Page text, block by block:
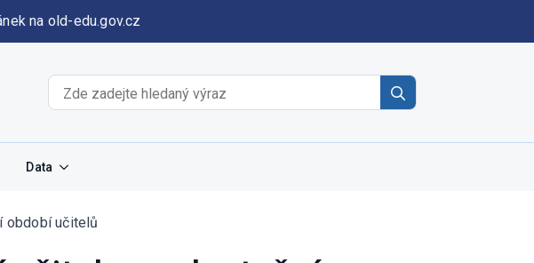
na old-edu.gov.cz
Search
for:
Data
období učitelů